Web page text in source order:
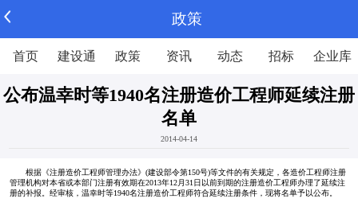
政策
首页 建设通 政策 资讯 动态 招标 企业库
公布温幸时等1940名注册造价工程师延续注册
名单
2014-04-14
根据《注册造价工程师管理办法》(建设部令第150号)等文件的有关规定，各造价工程师注册
管理机构对本省或本部门注册有效期在2013年12月31日以前到期的注册造价工程师办理了延续注
册的补报。经审核，温幸时等1940名注册造价工程师符合延续注册条件，现将名单予以公布。